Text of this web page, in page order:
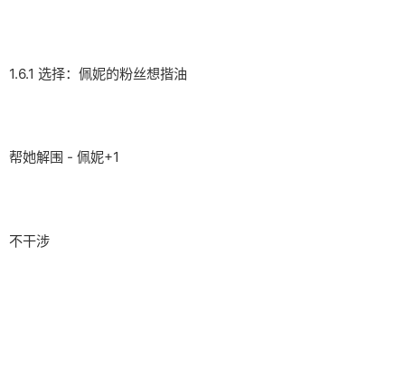
1.6.1 选择：佩妮的粉丝想揩油
帮她解围 - 佩妮+1
不干涉